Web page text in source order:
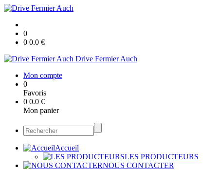
0
0 0.0 €
Drive Fermier Auch
Mon compte
0
Favoris
0 0.0 €
Mon panier
Accueil
LES PRODUCTEURS
NOUS CONTACTER